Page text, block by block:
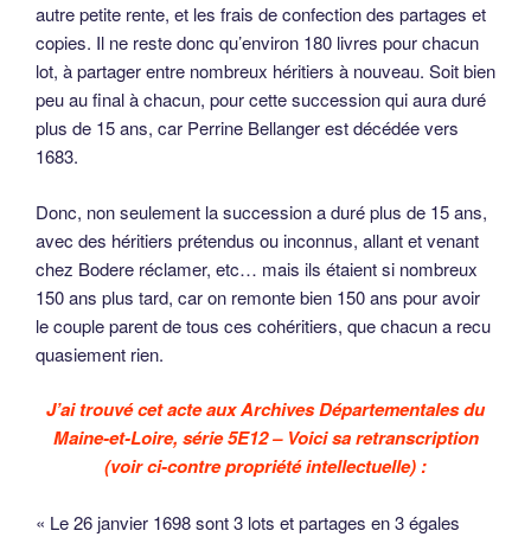
autre petite rente, et les frais de confection des partages et
copies. Il ne reste donc qu’environ 180 livres pour chacun
lot, à partager entre nombreux héritiers à nouveau. Soit bien
peu au final à chacun, pour cette succession qui aura duré
plus de 15 ans, car Perrine Bellanger est décédée vers
1683.
Donc, non seulement la succession a duré plus de 15 ans,
avec des héritiers prétendus ou inconnus, allant et venant
chez Bodere réclamer, etc… mais ils étaient si nombreux
150 ans plus tard, car on remonte bien 150 ans pour avoir
le couple parent de tous ces cohéritiers, que chacun a recu
quasiement rien.
J’ai trouvé cet acte aux Archives Départementales du
Maine-et-Loire, série 5E12 – Voici sa retranscription
(voir ci-contre propriété intellectuelle) :
« Le 26 janvier 1698 sont 3 lots et partages en 3 égales